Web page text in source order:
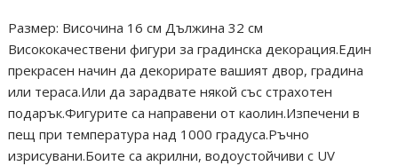
Размер: Височина 16 см Дължина 32 см
Висококачествени фигури за градинска декорация.Един
прекрасен начин да декорирате вашият двор, градина
или тераса.Или да зарадвате някой със страхотен
подарък.Фигурите са направени от каолин.Изпечени в
пещ при температура над 1000 градуса.Ръчно
изрисувани.Боите са акрилни, водоустойчиви с UV